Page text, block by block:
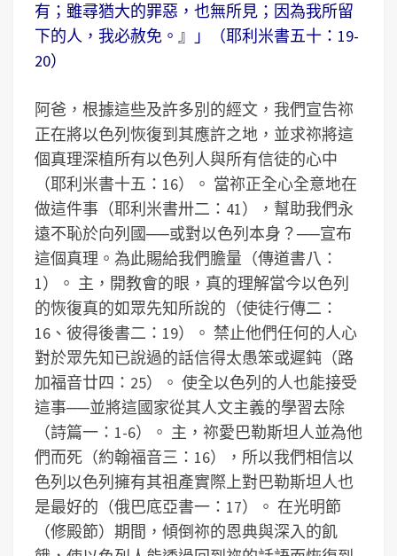
有；雖尋猶大的罪惡，也無所見；因為我所留
下的人，我必赦免。』」（耶利米書五十：19-
20）
阿爸，根據這些及許多別的經文，我們宣告祢
正在將以色列恢復到其應許之地，並求祢將這
個真理深植所有以色列人與所有信徒的心中
（耶利米書十五：16）。 當祢正全心全意地在
做這件事（耶利米書卅二：41），幫助我們永
遠不恥於向列國──或對以色列本身？──宣布
這個真理。為此賜給我們膽量（傳道書八：
1）。 主，開教會的眼，真的理解當今以色列
的恢復真的如眾先知所說的（使徒行傳二：
16、彼得後書二：19）。 禁止他們任何的人心
對於眾先知已說過的話信得太愚笨或遲鈍（路
加福音廿四：25）。 使全以色列的人也能接受
這事──並將這國家從其人文主義的學習去除
（詩篇一：1-6）。 主，祢愛巴勒斯坦人並為他
們而死（約翰福音三：16），所以我們相信以
色列以色列擁有其祖產實際上對巴勒斯坦人也
是最好的（俄巴底亞書一：17）。 在光明節
（修殿節）期間，傾倒祢的恩典與深入的飢